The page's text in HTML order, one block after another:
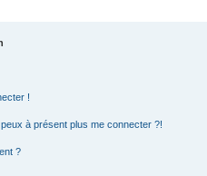
!
à présent plus me connecter ?!
?